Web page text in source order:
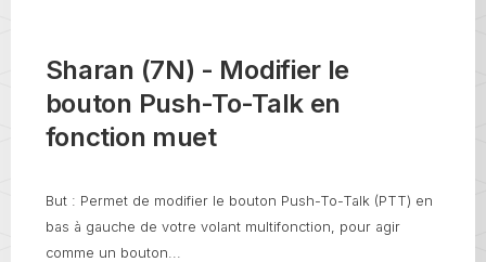
Sharan (7N) - Modifier le
bouton Push-To-Talk en
fonction muet
But : Permet de modifier le bouton Push-To-Talk (PTT) en
bas à gauche de votre volant multifonction, pour agir
comme un bouton...